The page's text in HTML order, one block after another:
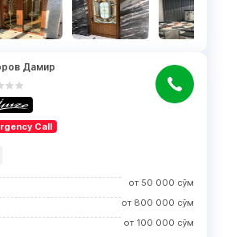
Дамир
Call
от 50 000 сўм
от 800 000 сўм
от 100 000 сўм